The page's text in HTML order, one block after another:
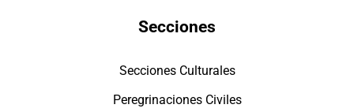
Secciones
Secciones Culturales
Peregrinaciones Civiles